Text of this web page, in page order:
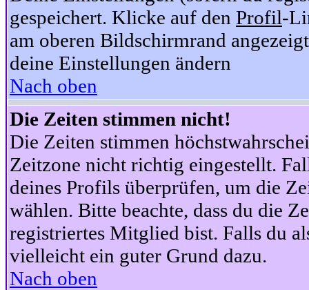
gespeichert. Klicke auf den Profil-
am oberen Bildschirmrand
deine Einstellungen ändern
Nach oben
Die Zeiten stimmen nicht!
Die Zeiten stimmen
Zeitzone nicht richtig eingestellt.
deines Profils überprüfen, um die
wählen. Bitte beachte, dass du die
registriertes Mitglied bist. Falls du
vielleicht ein guter Grund dazu.
Nach oben